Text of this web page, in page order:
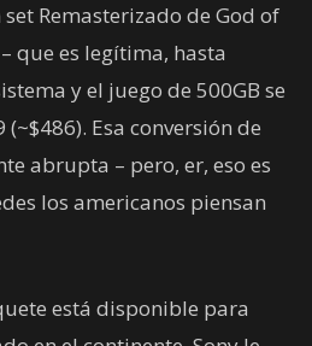
Remasterizado de God of
que es legítima, hasta
y el juego de 500GB se
Esa conversión de
abrupta – pero, er, eso es
los americanos piensan
está disponible para